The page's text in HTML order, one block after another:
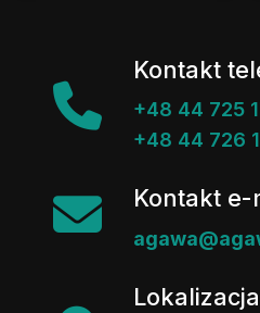
Kontakt
+48 44 725
+48 44 726
Kontakt e-
Lokalizacja